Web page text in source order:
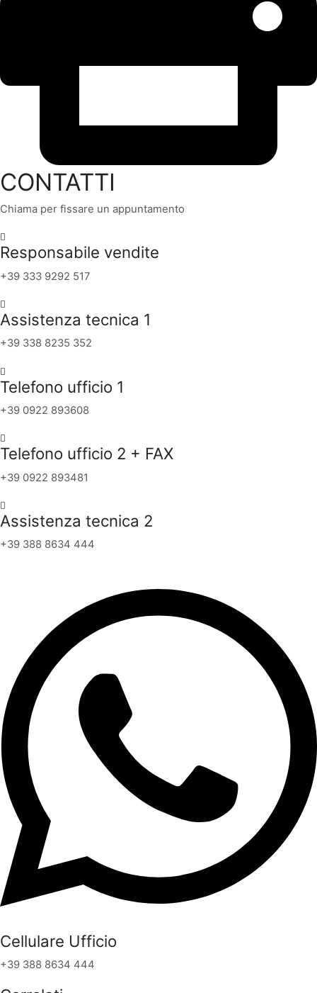
CONTATTI
Chiama per fissare un appuntamento
Responsabile vendite
+39 333 9292 517
Assistenza tecnica 1
+39 338 8235 352
Telefono ufficio 1
+39 0922 893608
Telefono ufficio 2 + FAX
+39 0922 893481
Assistenza tecnica 2
+39 388 8634 444
Cellulare Ufficio
+39 388 8634 444